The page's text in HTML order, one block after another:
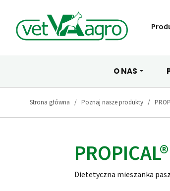
O NAS
Strona główna Poznaj nasze produkty
PROPICAL®
Dietetyczna mieszanka